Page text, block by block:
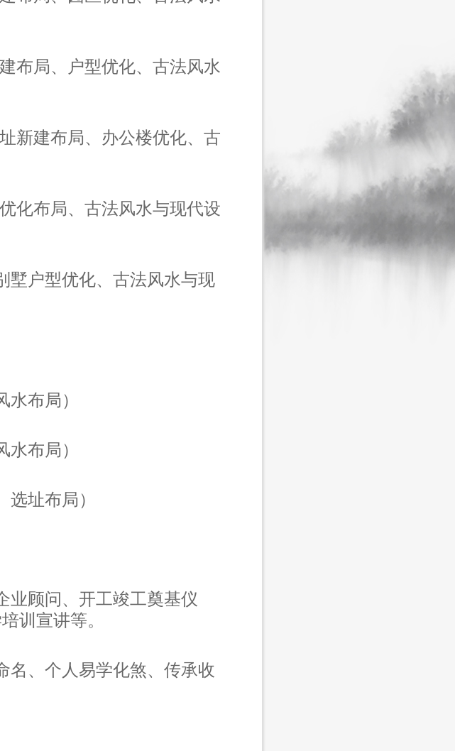
布局、户型优化、古法风水
新建布局、办公楼优化、古
化布局、古法风水与现代设
墅户型优化、古法风水与现
水布局）
水布局）
选址布局）
业顾问、开工竣工奠基仪
训宣讲等。
名、个人易学化煞、传承收